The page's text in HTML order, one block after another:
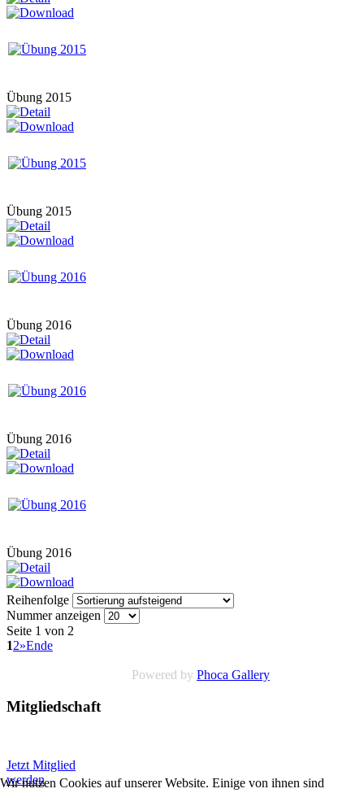
Übung 2015
Übung 2015
Übung 2016
Übung 2016
Übung 2016
Reihenfolge
Nummer anzeigen
Seite 1 von 2
12»Ende
Powered by Phoca Gallery
Mitgliedschaft
Jetzt Mitglied
werden
Wir nutzen Cookies auf unserer Website. Einige von ihnen sind